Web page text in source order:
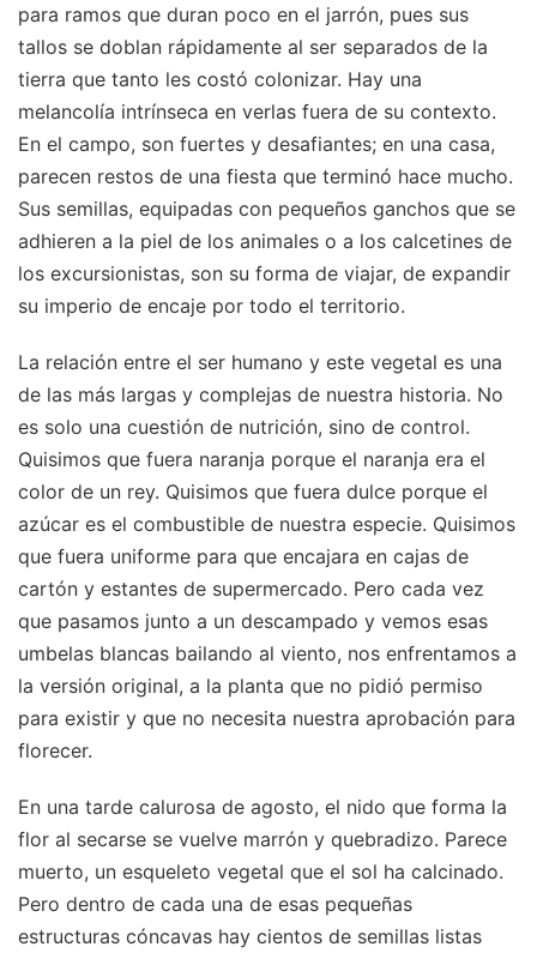
para ramos que duran poco en el jarrón, pues sus
tallos se doblan rápidamente al ser separados de la
tierra que tanto les costó colonizar. Hay una
melancolía intrínseca en verlas fuera de su contexto.
En el campo, son fuertes y desafiantes; en una casa,
parecen restos de una fiesta que terminó hace mucho.
Sus semillas, equipadas con pequeños ganchos que se
adhieren a la piel de los animales o a los calcetines de
los excursionistas, son su forma de viajar, de expandir
su imperio de encaje por todo el territorio.
La relación entre el ser humano y este vegetal es una
de las más largas y complejas de nuestra historia. No
es solo una cuestión de nutrición, sino de control.
Quisimos que fuera naranja porque el naranja era el
color de un rey. Quisimos que fuera dulce porque el
azúcar es el combustible de nuestra especie. Quisimos
que fuera uniforme para que encajara en cajas de
cartón y estantes de supermercado. Pero cada vez
que pasamos junto a un descampado y vemos esas
umbelas blancas bailando al viento, nos enfrentamos a
la versión original, a la planta que no pidió permiso
para existir y que no necesita nuestra aprobación para
florecer.
En una tarde calurosa de agosto, el nido que forma la
flor al secarse se vuelve marrón y quebradizo. Parece
muerto, un esqueleto vegetal que el sol ha calcinado.
Pero dentro de cada una de esas pequeñas
estructuras cóncavas hay cientos de semillas listas